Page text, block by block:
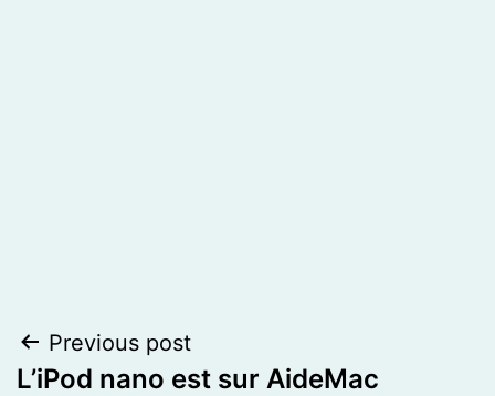
Post
Previous post
L’iPod nano est sur AideMac